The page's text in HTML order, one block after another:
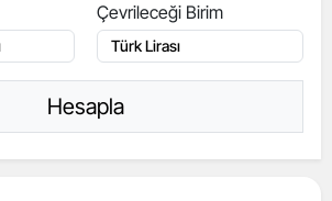
Çevrileceği Birim
Hesapla